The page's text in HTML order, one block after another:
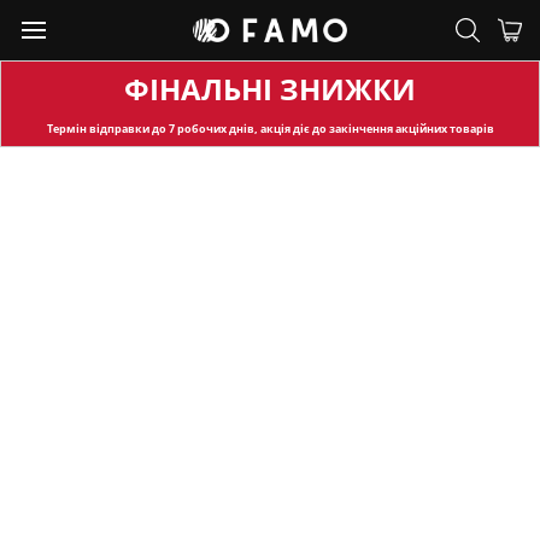
ФІНАЛЬНІ ЗНИЖКИ
Термін відправкидо 7 робочих днів, акція діє до закінчення акційних товарів